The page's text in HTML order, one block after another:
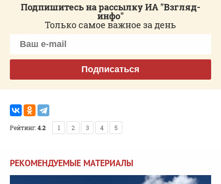
Подпишитесь на рассылку ИА "Взгляд-
инфо"
Только самое важное за день
Подписаться
Рейтинг:4.2 1 2 3 4 5
РЕКОМЕНДУЕМЫЕ МАТЕРИАЛЫ